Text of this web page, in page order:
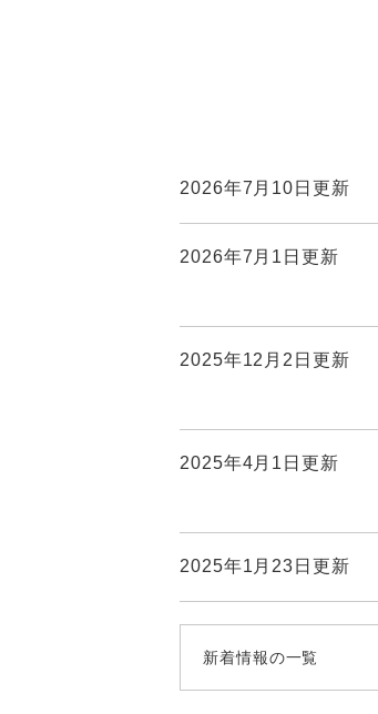
2026年7月10日更新
2026年7月1日更新
2025年12月2日更新
2025年4月1日更新
2025年1月23日更新
新着情報の一覧